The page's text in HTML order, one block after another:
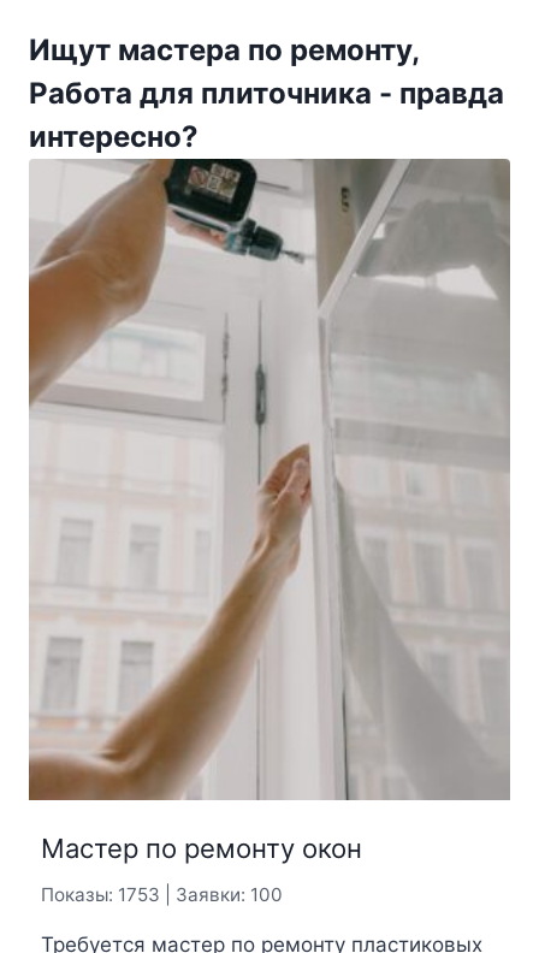
Ищут мастера по ремонту,
Работа для плиточника - правда
интересно?
Мастер по ремонту окон
Показы: 1753 | Заявки: 100
Требуется мастер по ремонту пластиковых